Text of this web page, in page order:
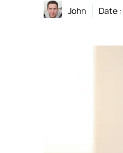
John Date :